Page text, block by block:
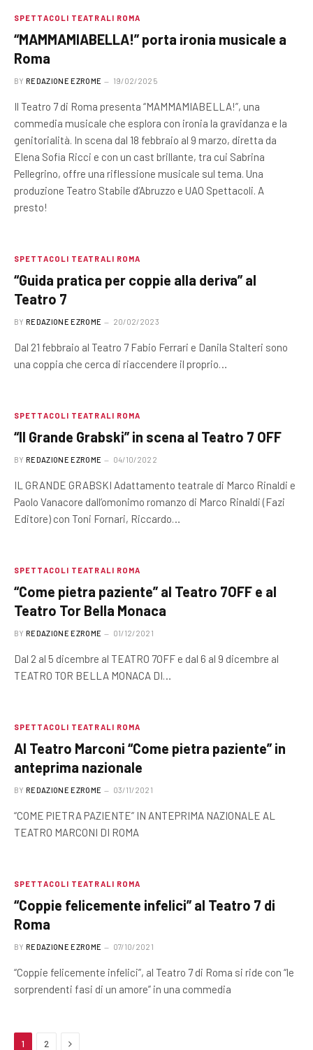
SPETTACOLI TEATRALI ROMA
“MAMMAMIABELLA!” porta ironia musicale a
Roma
BY REDAZIONE EZROME 19/02/2025
Il Teatro 7 di Roma presenta “MAMMAMIABELLA!”, una
commedia musicale che esplora con ironia la gravidanza e la
genitorialità. In scena dal 18 febbraio al 9 marzo, diretta da
Elena Sofia Ricci e con un cast brillante, tra cui Sabrina
Pellegrino, offre una riflessione musicale sul tema. Una
produzione Teatro Stabile d’Abruzzo e UAO Spettacoli. A
presto!
SPETTACOLI TEATRALI ROMA
“Guida pratica per coppie alla deriva” al
Teatro 7
BY REDAZIONE EZROME 20/02/2023
Dal 21 febbraio al Teatro 7 Fabio Ferrari e Danila Stalteri sono
una coppia che cerca di riaccendere il proprio…
SPETTACOLI TEATRALI ROMA
“Il Grande Grabski” in scena al Teatro 7 OFF
BY REDAZIONE EZROME 04/10/2022
IL GRANDE GRABSKI Adattamento teatrale di Marco Rinaldi e
Paolo Vanacore dall’omonimo romanzo di Marco Rinaldi (Fazi
Editore) con Toni Fornari, Riccardo…
SPETTACOLI TEATRALI ROMA
“Come pietra paziente” al Teatro 7OFF e al
Teatro Tor Bella Monaca
BY REDAZIONE EZROME 01/12/2021
Dal 2 al 5 dicembre al TEATRO 7OFF e dal 6 al 9 dicembre al
TEATRO TOR BELLA MONACA DI…
SPETTACOLI TEATRALI ROMA
Al Teatro Marconi “Come pietra paziente” in
anteprima nazionale
BY REDAZIONE EZROME 03/11/2021
“COME PIETRA PAZIENTE” IN ANTEPRIMA NAZIONALE AL
TEATRO MARCONI DI ROMA
SPETTACOLI TEATRALI ROMA
“Coppie felicemente infelici” al Teatro 7 di
Roma
BY REDAZIONE EZROME 07/10/2021
“Coppie felicemente infelici”, al Teatro 7 di Roma si ride con “le
sorprendenti fasi di un amore” in una commedia
1 2 Next